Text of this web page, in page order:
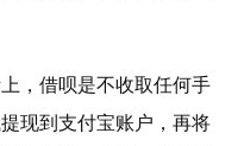
，借呗是不收取任何手
现到支付宝账户，再将